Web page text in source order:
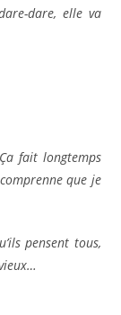
dare, elle va
fait longtemps
que je
pensent tous,